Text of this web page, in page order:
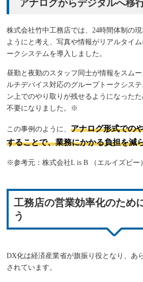
アナログからデジタルへ移
株式会社竹中工務店では、24時間体制の
ようにと考え、写真や情報がリアルタイ
ークシステムを導入しました。
昼勤と夜勤のスタッフ同士が情報をスム
ルチデバイス対応のグループトークシス
ン上でのやり取りが残せるようになった
不要になりました。※
この事例のように、アナログ形式での
することで、業務にかかる負担を減
※参考元：株式会社L is B （エルイズビ
工務店の営業効率化のため
う
DX化は経済産業省が旗振り役となり、あ
されています。